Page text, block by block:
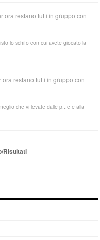
ora restano tutti in gruppo con
lo schifo con cui avete giocato la
restano tutti in gruppo con
che vi levate dalle p...e e alla
Risultati